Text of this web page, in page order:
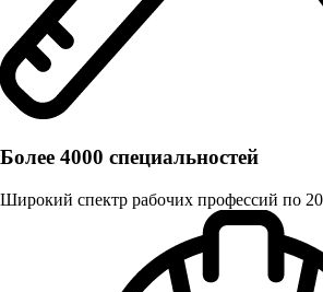
Более 4000 специальностей
Широкий спектр рабочих профессий по